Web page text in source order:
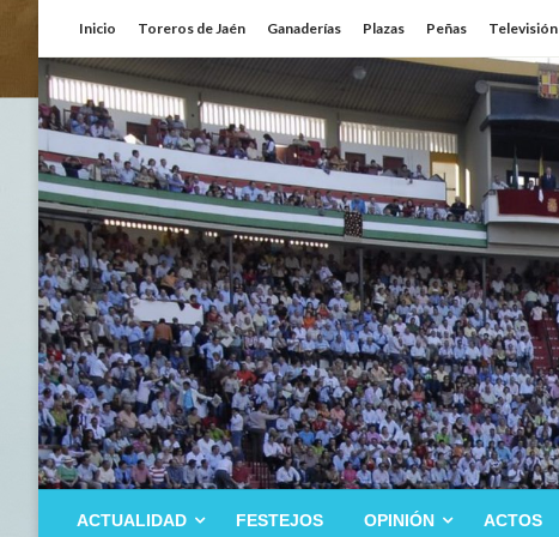
contenido
Inicio Toreros de Jaén Ganaderías Plazas Peñas Televisión
ACTUALIDAD FESTEJOS OPINIÓN ACTOS